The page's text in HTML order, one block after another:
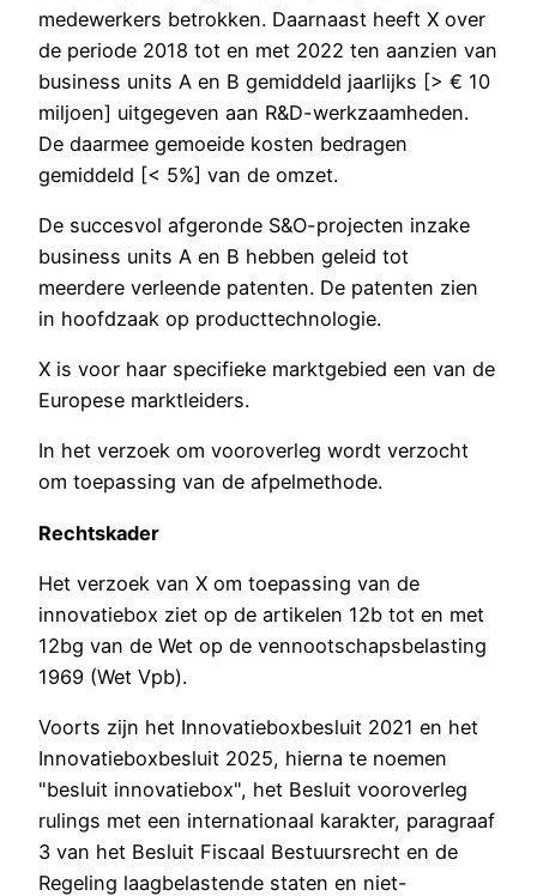
medewerkers betrokken. Daarnaast heeft X over
de periode 2018 tot en met 2022 ten aanzien van
business units A en B gemiddeld jaarlijks [> € 10
miljoen] uitgegeven aan R&D-werkzaamheden.
De daarmee gemoeide kosten bedragen
gemiddeld [< 5%] van de omzet.
De succesvol afgeronde S&O-projecten inzake
business units A en B hebben geleid tot
meerdere verleende patenten. De patenten zien
in hoofdzaak op producttechnologie.
X is voor haar specifieke marktgebied een van de
Europese marktleiders.
In het verzoek om vooroverleg wordt verzocht
om toepassing van de afpelmethode.
Rechtskader
Het verzoek van X om toepassing van de
innovatiebox ziet op de artikelen 12b tot en met
12bg van de Wet op de vennootschapsbelasting
1969 (Wet Vpb).
Voorts zijn het Innovatieboxbesluit 2021 en het
Innovatieboxbesluit 2025, hierna te noemen
"besluit innovatiebox", het Besluit vooroverleg
rulings met een internationaal karakter, paragraaf
3 van het Besluit Fiscaal Bestuursrecht en de
Regeling laagbelastende staten en niet-